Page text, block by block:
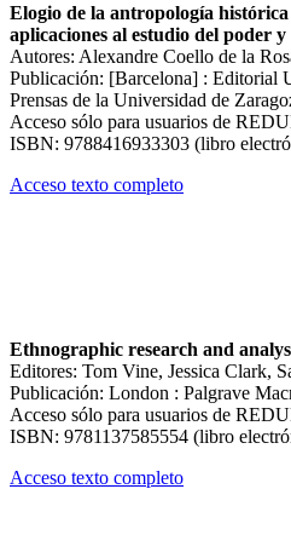
Elogio de la antropología
aplicaciones al estudio del poder
Autores: Alexandre Coello de la
Publicación: [Barcelona] : Editorial
Prensas de la Universidad de
Acceso sólo para usuarios de
ISBN: 9788416933303 (libro
Acceso texto completo
Ethnographic research and
Editores: Tom Vine, Jessica Clark,
Publicación: London : Palgrave
Acceso sólo para usuarios de
ISBN: 9781137585554 (libro
Acceso texto completo